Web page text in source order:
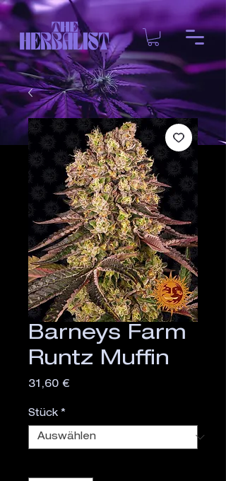
Barneys Farm
Runtz Muffin
31,60 €Preis
Stück *